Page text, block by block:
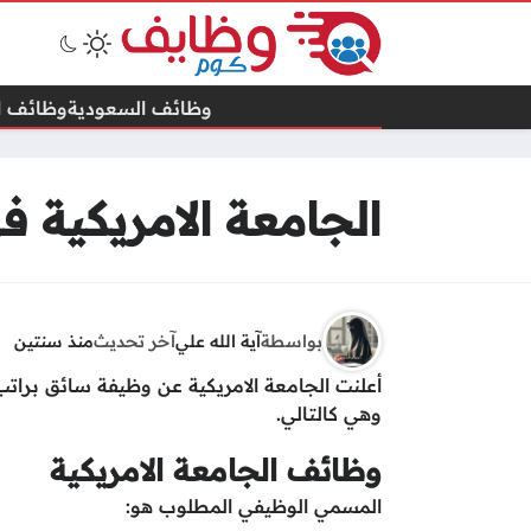
وظائف السعوديةوظائف
الجامعة
بواسطةآية الله عليآخر تحديثمنذ سنتين
أعلنت الجامعة الامريكية عن وظيفة سائق
وهي كالتالي.
وظائف الجامعة الامريكية
المسمي الوظيفي المطلوب هو: